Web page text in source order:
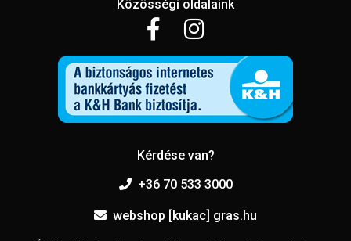
Közösségi oldalaink
Kérdése van?
+36 70 533 3000
webshop [kukac] gras.hu